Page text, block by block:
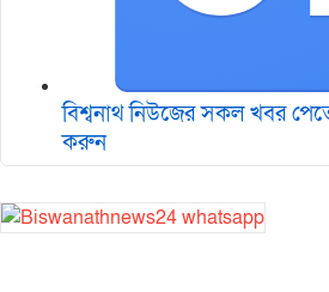
বিশ্বনাথ নিউজের সকল খবর
করুন